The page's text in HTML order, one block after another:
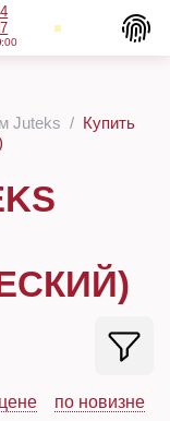
Juteks
Купить
по новизне